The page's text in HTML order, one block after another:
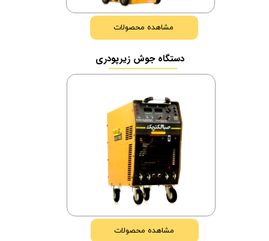
مشاهده محصولات
مشاهده محصولات
دستگاه جوش زیرپودری